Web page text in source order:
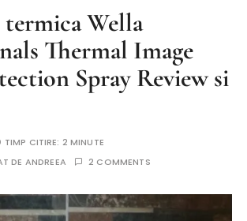
Wella
Thermal Image
Spray Review si
TIMP CITIRE: 2 MINUTE
DE ANDREEA 2 COMMENTS